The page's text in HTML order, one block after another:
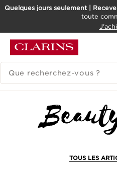
ALLER AU CONTENU
Quelques jours seulement |
toute
HISTORIQUE DES RECHERCHES
TOUS LES